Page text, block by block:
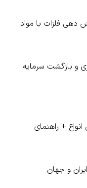
دهی فلزات با مواد
و بازگشت سرمایه
+ راهنمای
و جهان